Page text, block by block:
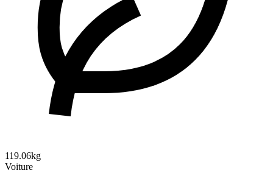
119.06kg
Voiture